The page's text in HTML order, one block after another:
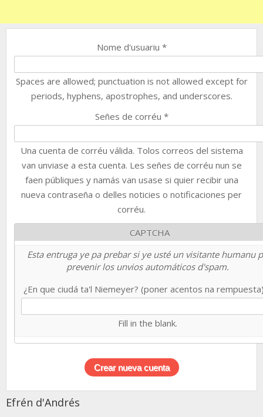
Nome d'usuariu *
Spaces are allowed; punctuation is not allowed except for
periods, hyphens, apostrophes, and underscores.
Señes de corréu *
Una cuenta de corréu válida. Tolos correos del sistema
van unviase a esta cuenta. Les señes de corréu nun se
faen públiques y namás van usase si quier recibir una
nueva contraseña o delles noticies o notificaciones per
corréu.
CAPTCHA
Esta entruga ye pa prebar si ye usté un visitante humanu
prevenir los unvios automáticos d'spam.
¿En que ciudá ta'l Niemeyer? (poner acentos na
Fill in the blank.
Efrén d'Andrés